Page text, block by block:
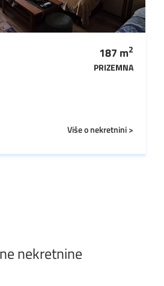
187 m2
PRIZEMNA
Više o nekretnini >
nekretnine